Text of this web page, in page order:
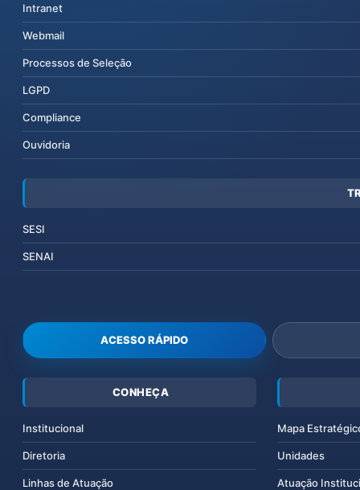
Intranet
Webmail
Processos de Seleção
LGPD
Compliance
Ouvidoria
SESI
SENAI
ACESSO RÁPIDO
CONHEÇA
Institucional
Diretoria
Linhas de Atuação
Mapa
Unidades
Atuação